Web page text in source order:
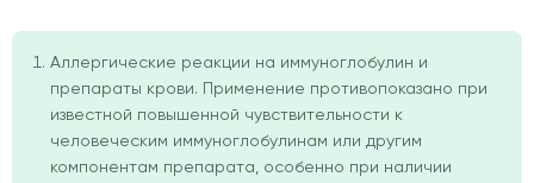
Аллергические реакции на иммуноглобулин и
препараты крови. Применение противопоказано при
известной повышенной чувствительности к
человеческим иммуноглобулинам или другим
компонентам препарата, особенно при наличии